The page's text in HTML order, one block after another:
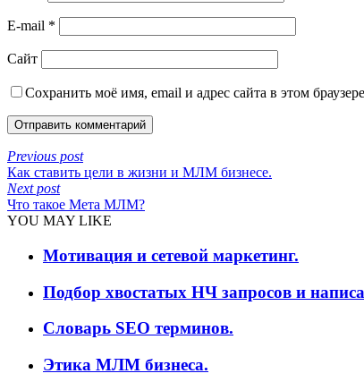
E-mail *
Сайт
Сохранить моё имя, email и адрес сайта в этом
Previous post
Как ставить цели в жизни и МЛМ бизнесе.
Next post
Что такое Мета МЛМ?
YOU MAY LIKE
Мотивация и сетевой маркетинг.
Подбор хвостатых НЧ запросов и
Словарь SEO терминов.
Этика МЛМ бизнеса.